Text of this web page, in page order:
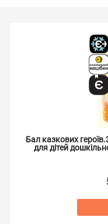
Бал казкових
для дітей